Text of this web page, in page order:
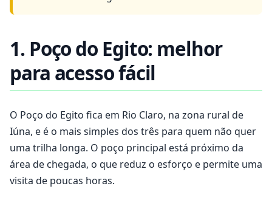
1. Poço do Egito: melhor
para acesso fácil
O Poço do Egito fica em Rio Claro, na zona rural de
Iúna, e é o mais simples dos três para quem não quer
uma trilha longa. O poço principal está próximo da
área de chegada, o que reduz o esforço e permite uma
visita de poucas horas.